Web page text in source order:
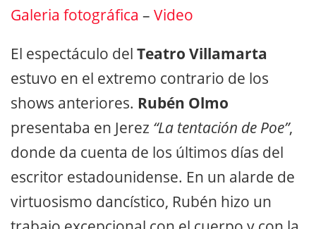
Galeria fotográfica – Video
El espectáculo del Teatro Villamarta
estuvo en el extremo contrario de los
shows anteriores. Rubén Olmo
presentaba en Jerez “La tentación de Poe”,
donde da cuenta de los últimos días del
escritor estadounidense. En un alarde de
virtuosismo dancístico, Rubén hizo un